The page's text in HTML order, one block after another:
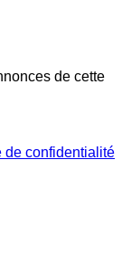
de cette
de confidentialité